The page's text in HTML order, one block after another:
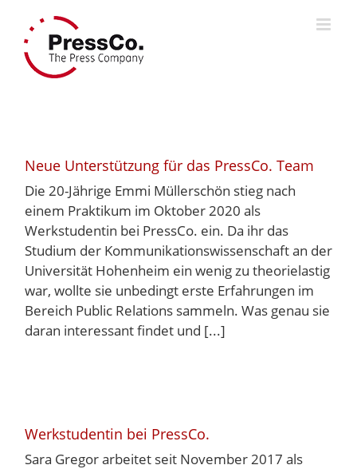
content
Neue Unterstützung für das PressCo. Team
Die 20-Jährige Emmi Müllerschön stieg nach
einem Praktikum im Oktober 2020 als
Werkstudentin bei PressCo. ein. Da ihr das
Studium der Kommunikationswissenschaft an der
Universität Hohenheim ein wenig zu theorielastig
war, wollte sie unbedingt erste Erfahrungen im
Bereich Public Relations sammeln. Was genau sie
daran interessant findet und [...]
Werkstudentin bei PressCo.
Sara Gregor arbeitet seit November 2017 als